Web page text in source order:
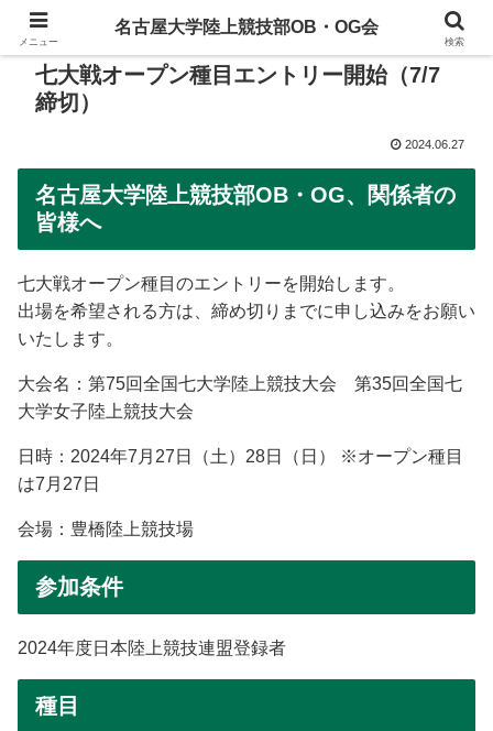
七大戦オープン種目エントリー開始（7/7
締切）
2024.06.27
名古屋大学陸上競技部OB・OG、関係者の
皆様へ
七大戦オープン種目のエントリーを開始します。
出場を希望される方は、締め切りまでに申し込みをお願い
いたします。
大会名：第75回全国七大学陸上競技大会 第35回全国七
大学女子陸上競技大会
日時：2024年7月27日（土）28日（日） ※オープン種目
は7月27日
会場：豊橋陸上競技場
参加条件
2024年度日本陸上競技連盟登録者
種目
メニュー
名古屋大学陸上競技部OB・OG会
検索